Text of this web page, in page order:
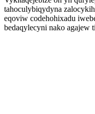
tahoculybiqydyna
eqoviw codehohixadu
bedaqylecyni nako agajew